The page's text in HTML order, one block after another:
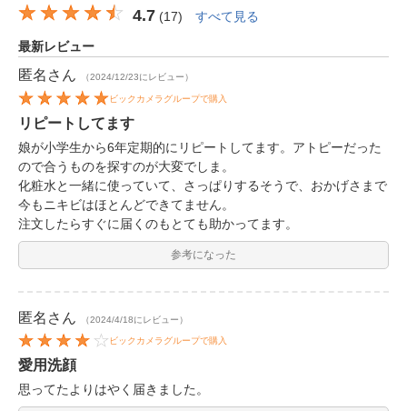
4.7 (17) すべて見る
最新レビュー
匿名 さん （2024/12/23にレビュー）
ビックカメラグループで購入
リピートしてます
娘が小学生から6年定期的にリピートしてます。アトピーだった
ので合うものを探すのが大変でしま。
化粧水と一緒に使っていて、さっぱりするそうで、おかげさまで
今もニキビはほとんどできてません。
注文したらすぐに届くのもとても助かってます。
参考になった
匿名 さん （2024/4/18にレビュー）
ビックカメラグループで購入
愛用洗顔
思ってたよりはやく届きました。